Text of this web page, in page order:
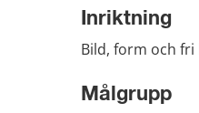
Inriktning
Bild, form och fri
Målgrupp